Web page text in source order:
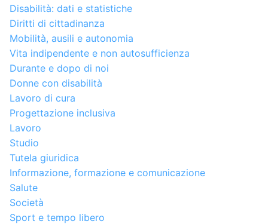
Disabilità: dati e statistiche
Diritti di cittadinanza
Mobilità, ausili e autonomia
Vita indipendente e non autosufficienza
Durante e dopo di noi
Donne con disabilità
Lavoro di cura
Progettazione inclusiva
Lavoro
Studio
Tutela giuridica
Informazione, formazione e comunicazione
Salute
Società
Sport e tempo libero